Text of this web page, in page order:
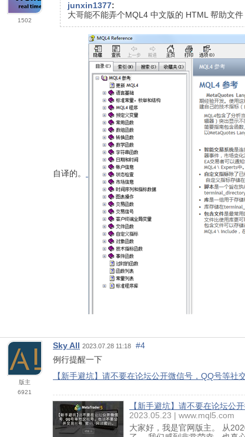
1502
junxin1377:
大哥能不能弄个MQL4 中文版的 HTML 帮助文
自译的。
版主
6921
Sky All 2023.07.28 11:18
#4
例行提醒一下
【新手避坑】请不要在论坛公开微信号，QQ号等
【新手避坑】请不要在论坛公
2023.05.23
www.mql5.com
大家好，我是官网版主。 从